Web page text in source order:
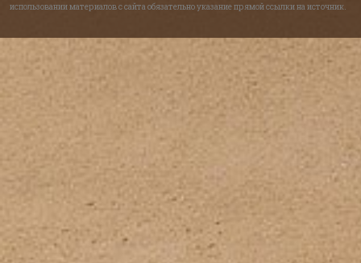
использовании материалов с сайта обязательно указание прямой ссылки на источник.